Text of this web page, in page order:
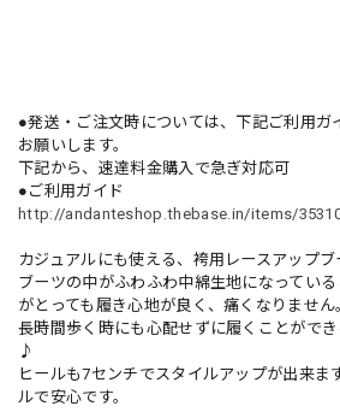
●発送・ご注文時については、下記ご利用ガ
お願いします。
下記から、速達料金購入で急ぎ対応可
●ご利用ガイド
http://andanteshop.thebase.in/items/
カジュアルにも使える、袴用レースアップブ
ブーツの中がふわふわ中綿生地になってい
がとっても履き心地が良く、痛くなりません
長時間歩く時にも心配せずに履くことがで
♪
ヒールも7センチでスタイルアップが出来ま
ルで安心です。